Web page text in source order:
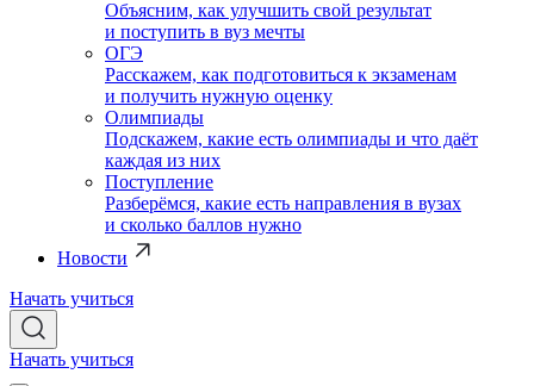
Объясним, как улучшить свой результат
и поступить в вуз мечты
ОГЭ
Расскажем, как подготовиться к экзаменам
и получить нужную оценку
Олимпиады
Подскажем, какие есть олимпиады и что даёт
каждая из них
Поступление
Разберёмся, какие есть направления в вузах
и сколько баллов нужно
Новости
Начать учиться
Начать учиться